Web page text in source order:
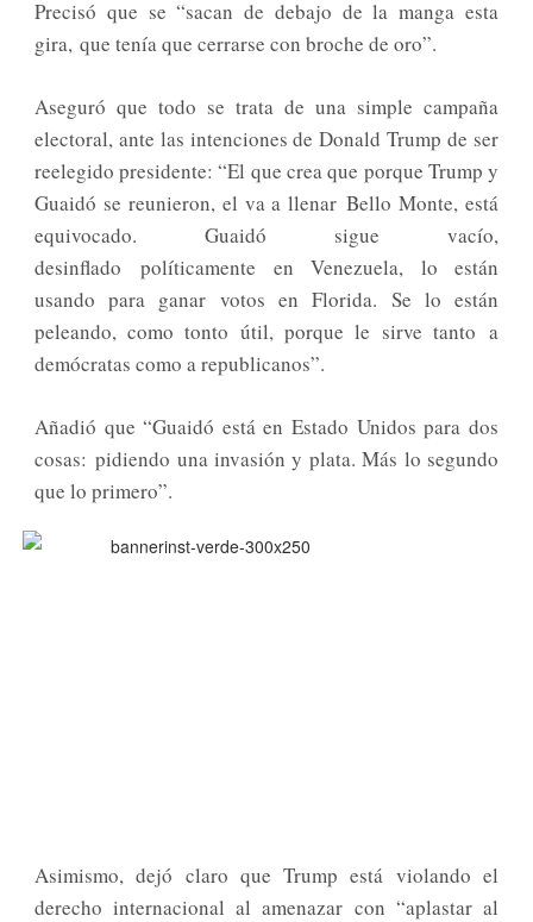
Precisó que se “sacan de debajo de la manga esta
gira, que tenía que cerrarse con broche de oro”.
Aseguró que todo se trata de una simple campaña
electoral, ante las intenciones de Donald Trump de ser
reelegido presidente: “El que crea que porque Trump y
Guaidó se reunieron, el va a llenar Bello Monte, está
equivocado. Guaidó sigue vacío,
desinflado políticamente en Venezuela, lo están
usando para ganar votos en Florida. Se lo están
peleando, como tonto útil, porque le sirve tanto a
demócratas como a republicanos”.
Añadió que “Guaidó está en Estado Unidos para dos
cosas: pidiendo una invasión y plata. Más lo segundo
que lo primero”.
Asimismo, dejó claro que Trump está violando el
derecho internacional al amenazar con “aplastar al